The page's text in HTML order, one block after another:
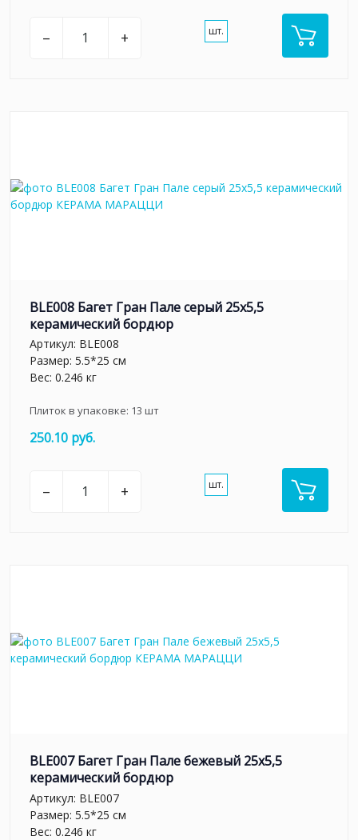
– + шт.
BLE008 Багет Гран Пале серый 25x5,5
керамический бордюр
Артикул: BLE008
Размер: 5.5*25 см
Вес: 0.246 кг
Плиток в упаковке: 13 шт
250.10 руб.
– + шт.
BLE007 Багет Гран Пале бежевый 25x5,5
керамический бордюр
Артикул: BLE007
Размер: 5.5*25 см
Вес: 0.246 кг